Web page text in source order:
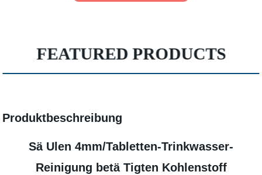
FEATURED PRODUCTS
Produktbeschreibung
Sä Ulen 4mm/Tabletten-Trinkwasser-
Reinigung betä Tigten Kohlenstoff